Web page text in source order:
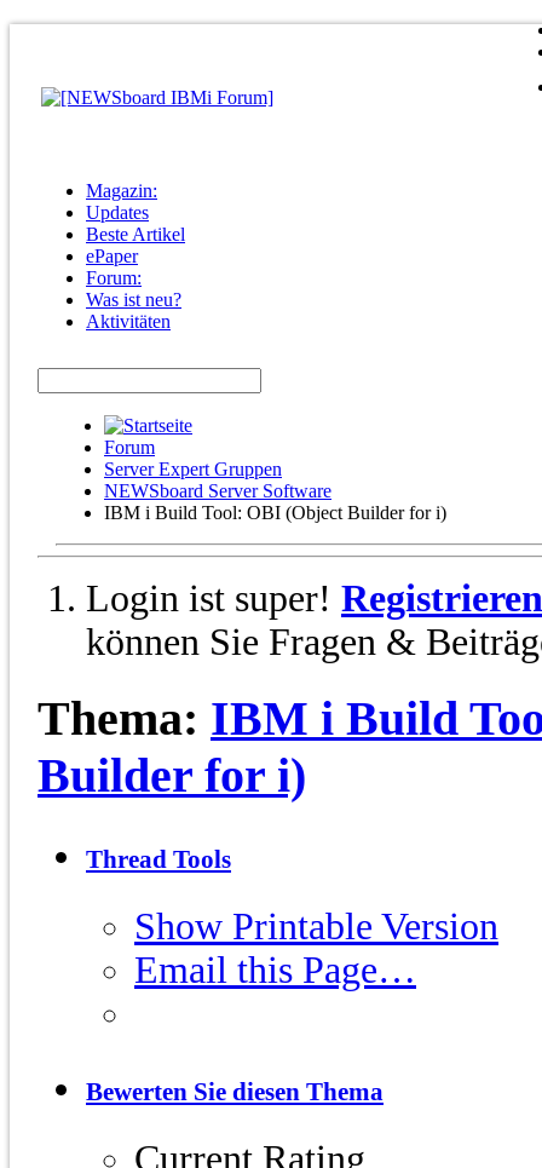
Magazin:
Updates
Beste Artikel
ePaper
Forum:
Was ist neu?
Aktivitäten
Forum
Server Expert Gruppen
NEWSboard Server Software
IBM i Build Tool: OBI (Object Builder for i)
Login ist super! Registrieren
können Sie Fragen &
Thema: IBM i Build
Builder for i)
Thread Tools
Show Printable Version
Email this Page…
Bewerten Sie diesen Thema
Current Rating